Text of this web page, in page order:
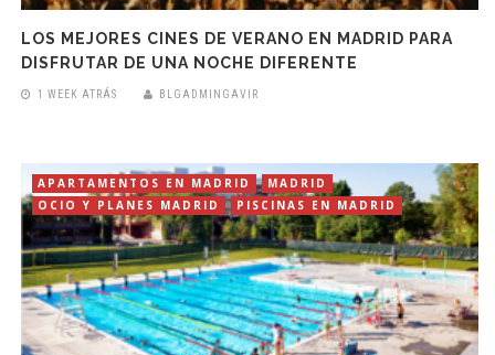
LOS MEJORES CINES DE VERANO EN MADRID PARA
DISFRUTAR DE UNA NOCHE DIFERENTE
1 WEEK ATRÁS BLGADMINGAVIR
APARTAMENTOS EN MADRID
MADRID
OCIO Y PLANES MADRID
PISCINAS EN MADRID